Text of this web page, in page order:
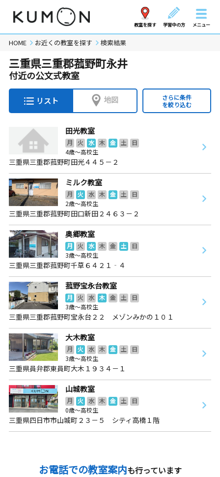
教室を探す 学習中の方 メニュー
HOME お近くの教室を探す 検索結果
三重県三重郡菰野町永井
付近の公文式教室
リスト 地図
さらに条件
を絞り込む
田光教室
月 火 水 木 金 土
日
4歳～高校生
三重県三重郡菰野町田光４４５－２
ミルク教室
月 火 水 木 金 土
日
2歳～高校生
三重県三重郡菰野町田口新田２４６３－２
奥郷教室
月 火 水 木 金 土
日
3歳～高校生
三重県三重郡菰野町千草６４２１‐４
菰野宝永台教室
月 火 水 木 金 土
日
3歳～高校生
三重県三重郡菰野町宝永台２２ メゾンみかの１０１
大木教室
月 火 水 木 金 土
日
3歳～高校生
三重県員弁郡東員町大木１９３４－１
山城教室
月 火 水 木 金 土
日
0歳～高校生
三重県四日市市山城町２３－５ シティ高橋１階
お電話での教室案内も行っています